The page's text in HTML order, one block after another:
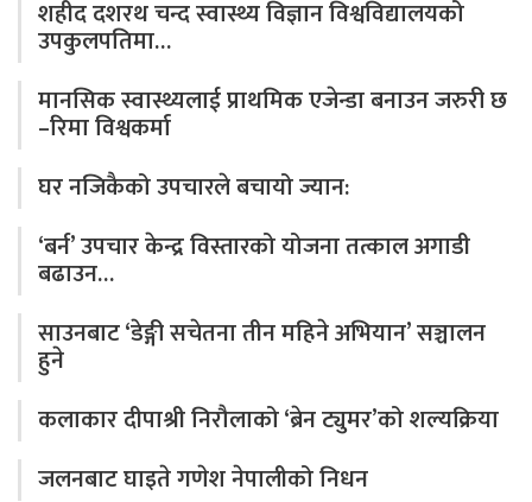
शहीद दशरथ चन्द स्वास्थ्य विज्ञान विश्वविद्यालयको
उपकुलपतिमा…
मानसिक स्वास्थ्यलाई प्राथमिक एजेन्डा बनाउन जरुरी छ
–रिमा विश्वकर्मा
घर नजिकैको उपचारले बचायो ज्यान:
‘बर्न’ उपचार केन्द्र विस्तारको योजना तत्काल अगाडी
बढाउन…
साउनबाट ‘डेङ्गी सचेतना तीन महिने अभियान’ सञ्चालन
हुने
कलाकार दीपाश्री निरौलाको ‘ब्रेन ट्युमर’को शल्यक्रिया
जलनबाट घाइते गणेश नेपालीको निधन